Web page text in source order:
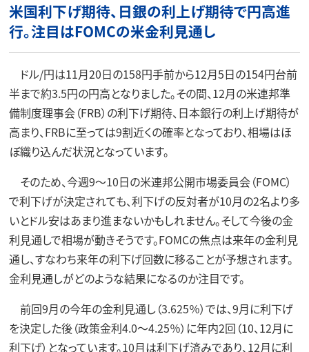
米国利下げ期待、日銀の利上げ期待で円高進
行。注目はFOMCの米金利見通し
ドル/円は11月20日の158円手前から12月5日の154円台前
半まで約3.5円の円高となりました。その間、12月の米連邦準
備制度理事会（FRB）の利下げ期待、日本銀行の利上げ期待が
高まり、FRBに至っては9割近くの確率となっており、相場はほ
ぼ織り込んだ状況となっています。
そのため、今週9～10日の米連邦公開市場委員会（FOMC）
で利下げが決定されても、利下げの反対者が10月の2名より多
いとドル安はあまり進まないかもしれません。そして今後の金
利見通しで相場が動きそうです。FOMCの焦点は来年の金利見
通し、すなわち来年の利下げ回数に移ることが予想されます。
金利見通しがどのような結果になるのか注目です。
前回9月の今年の金利見通し（3.625％）では、9月に利下げ
を決定した後（政策金利4.0～4.25％）に年内2回（10、12月に
利下げ）となっています。10月は利下げ済みであり、12月に利